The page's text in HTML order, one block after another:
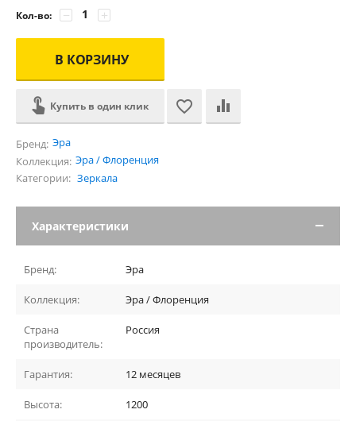
Кол-во: +
−
В КОРЗИНУ
Купить в один клик
Бренд: Эра
Коллекция: Эра / Флоренция
Категории: Зеркала
Характеристики
Бренд: Эра
Коллекция: Эра / Флоренция
Страна
производитель:
Россия
Гарантия: 12 месяцев
Высота: 1200